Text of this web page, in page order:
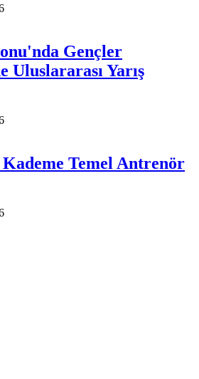
Gençler
Uluslararası Yarış
Temel Antrenör